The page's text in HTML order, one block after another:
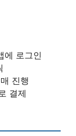
에 로그인
진행
결제